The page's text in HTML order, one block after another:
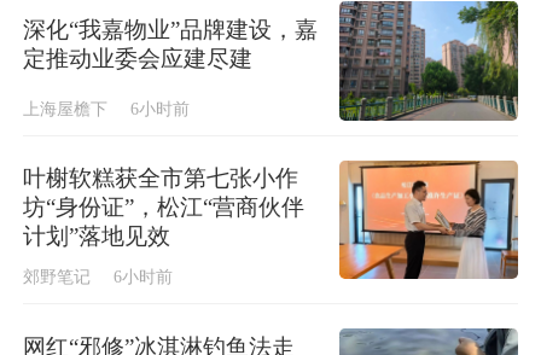
深化“我嘉物业”品牌建设，嘉
定推动业委会应建尽建
上海屋檐下 6小时前
叶榭软糕获全市第七张小作
坊“身份证”，松江“营商伙伴
计划”落地见效
郊野笔记 6小时前
网红“邪修”冰淇淋钓鱼法走